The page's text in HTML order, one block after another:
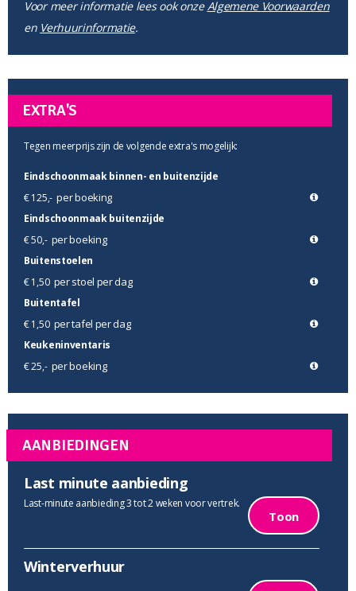
Voor meer informatie lees ook onzeAlgemene Voorwaarden
en Verhuurinformatie.
EXTRA'S
Tegen meerprijs zijn de volgende extra's mogelijk:
Eindschoonmaak binnen- en buitenzijde
€ 125,-per boeking
Eindschoonmaak buitenzijde
€ 50,- per boeking
Buitenstoelen
€ 1,50 per stoel per dag
Buitentafel
€ 1,50 per tafel per dag
Keukeninventaris
€ 25,- per boeking
AANBIEDINGEN
Last minute aanbieding
Last-minute aanbieding 3 tot 2 weken voor vertrek.
Toon
Winterverhuur